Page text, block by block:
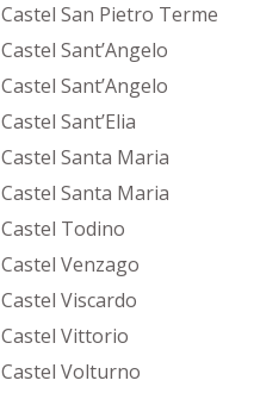
Castel San Pietro Terme
Castel Sant’Angelo
Castel Sant’Angelo
Castel Sant’Elia
Castel Santa Maria
Castel Santa Maria
Castel Todino
Castel Venzago
Castel Viscardo
Castel Vittorio
Castel Volturno